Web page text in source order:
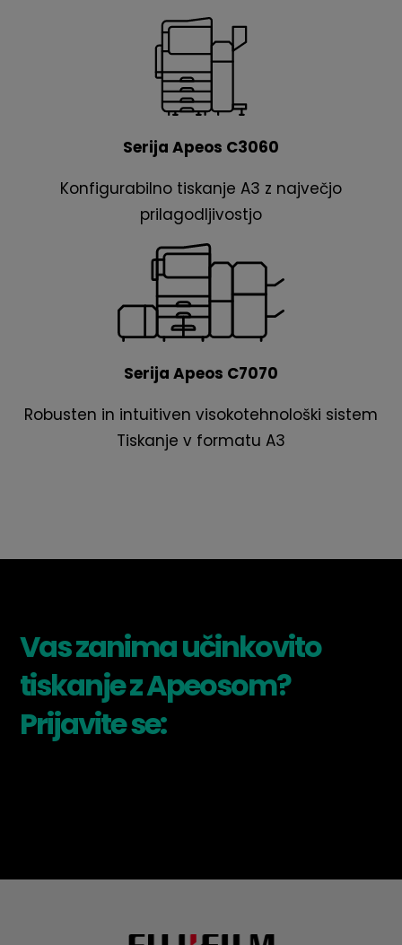
Serija Apeos C3060
Konfigurabilno tiskanje A3 z največjo
prilagodljivostjo
Serija Apeos C7070
Robusten in intuitiven visokotehnološki sistem
Tiskanje v formatu A3
Vas zanima učinkovito
tiskanje z Apeosom?
Prijavite se: